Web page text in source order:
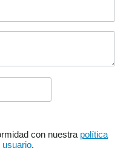
con nuestra política
usuario.